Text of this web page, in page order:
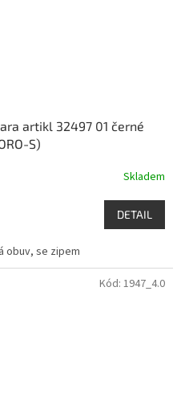
artikl 32497 01 černé
S)
Skladem
DETAIL
obuv, se zipem
Kód: 1947_4.0